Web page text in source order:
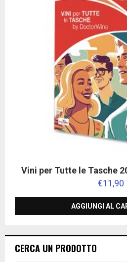
Vini per Tutte le Tasche
€11,90
AGGIUNGI AL
CERCA UN PRODOTTO